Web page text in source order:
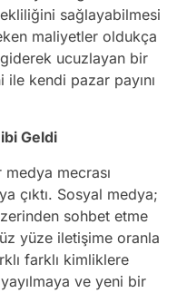
sağlayabilmesi
maliyetler oldukça
ucuzlayan bir
kendi pazar payını
Geldi
mecrası
çıktı. Sosyal medya;
sohbet etme
yüze iletişime oranla
farklı kimliklere
ve yeni bir